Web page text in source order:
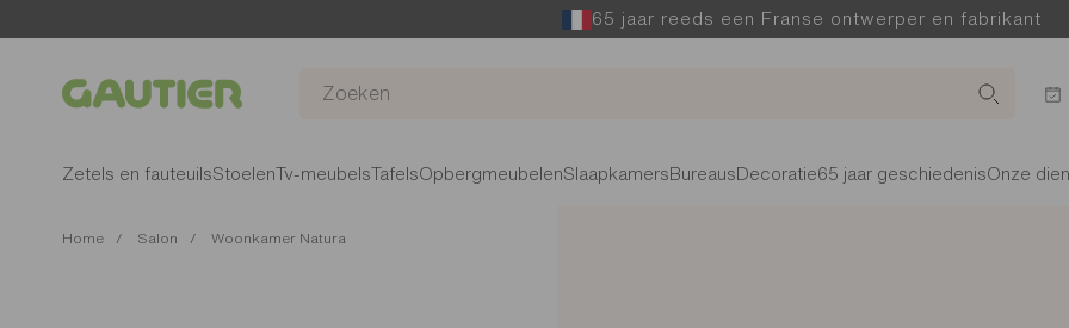
65 jaar reeds een Franse ontwerper en fabrikant
Gautier
Zetels en fauteuilsStoelenTv-meubelsTafelsOpbergmeubelenSlaapkamers Bureaus Decoratie65 jaar geschiedenisOnze
Home Salon Woonkamer Natura